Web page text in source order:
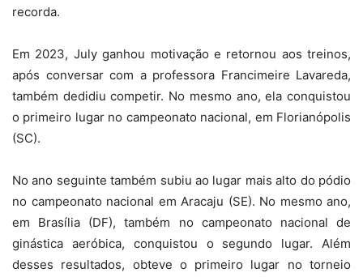
recorda.
Em 2023, July ganhou motivação e retornou aos treinos,
após conversar com a professora Francimeire Lavareda,
também dedidiu competir. No mesmo ano, ela conquistou
o primeiro lugar no campeonato nacional, em Florianópolis
(SC).
No ano seguinte também subiu ao lugar mais alto do pódio
no campeonato nacional em Aracaju (SE). No mesmo ano,
em Brasília (DF), também no campeonato nacional de
ginástica aeróbica, conquistou o segundo lugar. Além
desses resultados, obteve o primeiro lugar no torneio